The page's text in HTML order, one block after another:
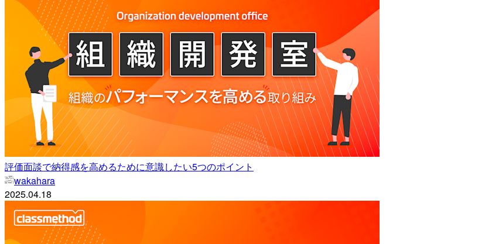
評価面談で納得感を高めるために意識したい5つのポイント
wakahara
2025.04.18